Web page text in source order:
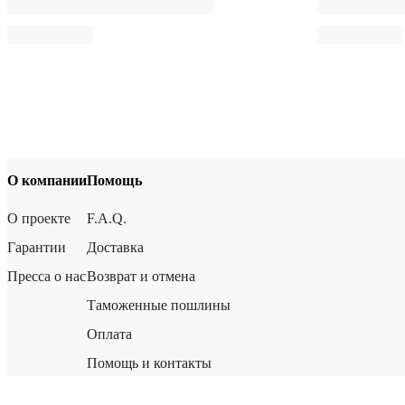
О компании
О проекте
Гарантии
Пресса о нас
Помощь
F.A.Q.
Доставка
Возврат и отмена
Таможенные пошлины
Оплата
Помощь и контакты